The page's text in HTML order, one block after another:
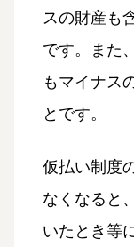
スの財産も
です。また
もマイナス
とです。
仮払い制度
なくなると
いたとき等